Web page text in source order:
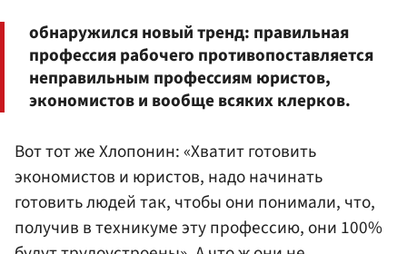
обнаружился новый тренд: правильная
профессия рабочего противопоставляется
неправильным профессиям юристов,
экономистов и вообще всяких клерков.
Вот тот же Хлопонин: «Хватит готовить
экономистов и юристов, надо начинать
готовить людей так, чтобы они понимали, что,
получив в техникуме эту профессию, они 100%